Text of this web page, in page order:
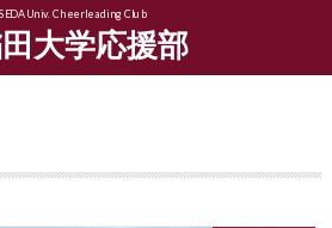
Univ. Cheerleading Club
大学応援部